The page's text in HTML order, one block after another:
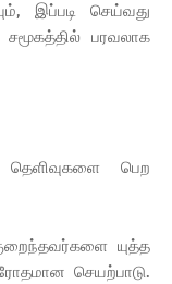
இப்படி செய்வது
பரவலாக
பெற
யுத்த
செயற்பாடு.